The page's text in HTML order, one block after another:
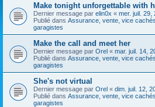
Make tonight unforgettable with
Dernier message par elin0x « mer. juil. 29,
Publié dans Assurance, vente, vice
garagistes
Make the call and meet her
Dernier message par Orel « mar. juil. 14,
Publié dans Assurance, vente, vice
garagistes
She's not virtual
Dernier message par Orel « dim. juil. 12,
Publié dans Assurance, vente, vice
garagistes